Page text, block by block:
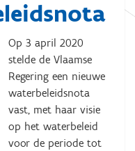
Op 3 april 2020
stelde de Vlaamse
Regering een nieuwe
waterbeleidsnota
vast, met haar visie
op het waterbeleid
voor de periode tot